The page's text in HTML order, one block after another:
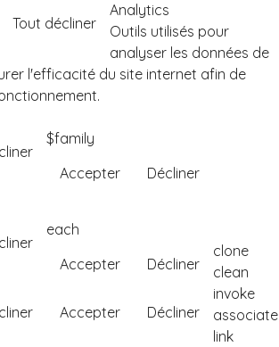
Tout décliner
Analytics
Outils utilisés pour
analyser les données de
l'efficacité du site internet afin de
$family
Accepter
Décliner
each
Accepter
Décliner
clone
clean
Accepter Décliner
invoke
associate
link